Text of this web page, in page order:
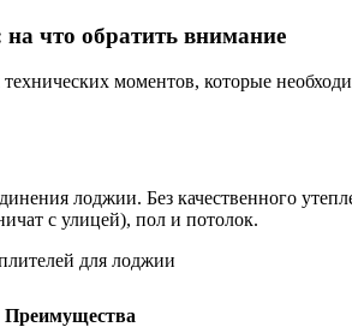
что обратить внимание
моментов, которые
лоджии. Без качественного
с улицей), пол и потолок.
для лоджии
Преимущества